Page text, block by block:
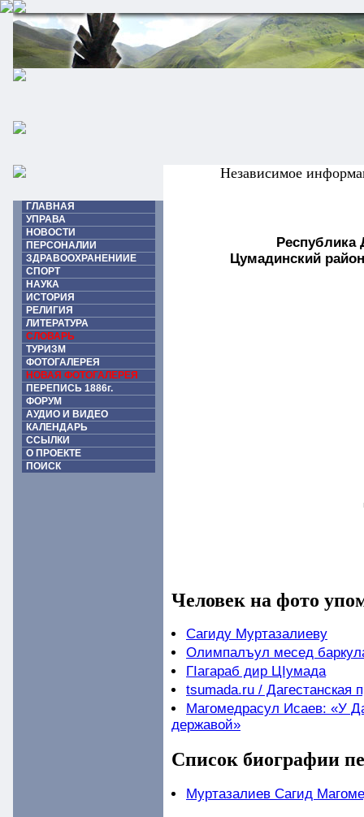
Независимое
ГЛАВНАЯ
УПРАВА
НОВОСТИ
ПЕРСОНАЛИИ
ЗДРАВООХРАНЕНИИЕ
СПОРТ
НАУКА
ИСТОРИЯ
РЕЛИГИЯ
ЛИТЕРАТУРА
СЛОВАРЬ
ТУРИЗМ
ФОТОГАЛЕРЕЯ
НОВАЯ ФОТОГАЛЕРЕЯ
ПЕРЕПИСЬ 1886г.
ФОРУМ
АУДИО И ВИДЕО
КАЛЕНДАРЬ
ССЫЛКИ
О ПРОЕКТЕ
ПОИСК
Республика
Цумадинский
Человек на фото
Сагиду Муртазалиеву
Олимпалъул месед
ГIагараб дир ЦIумада
tsumada.ru / Дагестанская
Магомедрасул Исаев: «У
державой»
Список биографии
Муртазалиев Сагид